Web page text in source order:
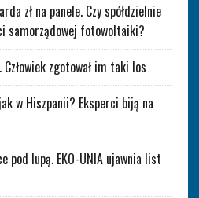
zł na panele. Czy spółdzielnie
samorządowej fotowoltaiki?
zgotował im taki los
w Hiszpanii? Eksperci biją na
pod lupą. EKO-UNIA ujawnia list